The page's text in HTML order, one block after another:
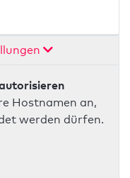
Hostnamen an,
werden dürfen.